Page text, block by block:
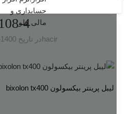
4
hacirدر تاریخ 1400-02-25
لیبل پرینتر بیکسولون bixolon tx400